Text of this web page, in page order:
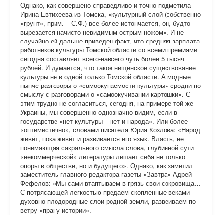
Однако, как совершено справедливо и точно подметила
Ирина Евтихеева из Томска, «культурный слой (собственно
«грунт», прим. – С.Ф.) все более истончается, он, будто
вырезается начисто невидимым острым ножом». И не
случайно ей дальше приведен факт, что средняя зарплата
работников культуры Томской области со всеми премиями
сегодня составляет всего-навсего чуть более 5 тысяч
рублей. И думается, что такое нищенское существование
культуры не в одной только Томской области. А модные
нынче разговоры о «самоокупаемости культуры» сродни по
смыслу с разговорами о «самоокучивании картошки». С
этим трудно не согласиться, сегодня, на примере той же
Украины, мы совершенно однозначно видим, если в
государстве «нет культуры – нет и народа». Или более
«оптимистично», словами писателя Юрия Козлова: «Народ
живёт, пока живёт и развивается его язык. Власть, не
понимающая сакрального смысла слова, глубинной сути
«некоммерческой» литературы лишает себя не только
опоры в обществе, но и будущего». Однако, как заметил
заместитель главного редактора газеты «Завтра» Адрей
Фефелов: «Мы сами втаптываем в грязь свои сокровища…
С потрясающей легкостью предаем скопленные веками
духовно-плодородные слои родной земли, развеиваем по
ветру «прану истории».